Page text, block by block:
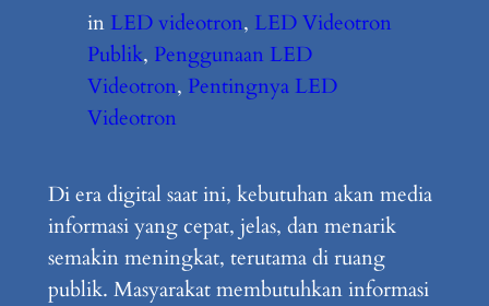
in LED videotron, LED Videotron
Publik, Penggunaan LED
Videotron, Pentingnya LED
Videotron
Di era digital saat ini, kebutuhan akan media
informasi yang cepat, jelas, dan menarik
semakin meningkat, terutama di ruang
publik. Masyarakat membutuhkan informasi